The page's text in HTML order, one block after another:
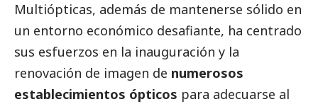
Multiópticas, además de mantenerse sólido en
un entorno económico desafiante, ha centrado
sus esfuerzos en la inauguración y la
renovación de imagen de numerosos
establecimientos ópticos para adecuarse al